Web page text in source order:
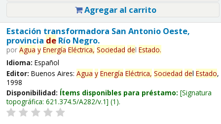
Agregar al carrito
Estación transformadora San Antonio Oeste,
provincia deRío Negro.
por Agua y Energía Eléctrica, Sociedad del Estado.
Idioma: Español
Editor: Buenos Aires: Agua y Energía Eléctrica, Sociedad del Estado,
1998
Disponibilidad: Ítems disponibles para préstamo: Signatura
topográfica: 621.374.5/A282/v.1 (1).